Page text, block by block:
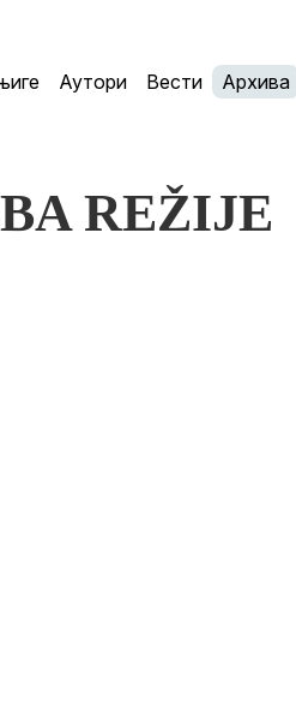
Аутори Вести Архива
REŽIJE